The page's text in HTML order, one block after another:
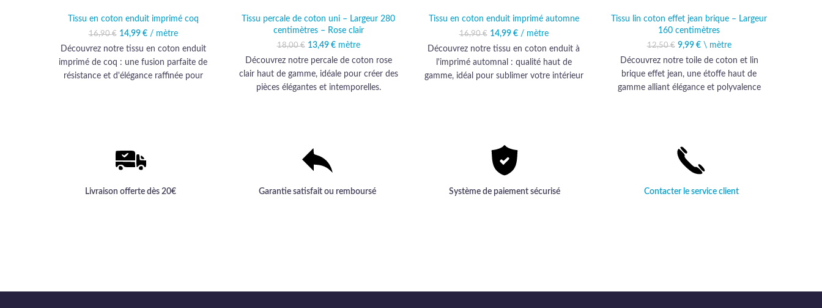
Tissu en coton enduit imprimé coq
16,90€
Le prix initial était :
16,90 €.
14,99 € Le prix actuel est :
14,99 €.
/ mètre
Découvrez notre tissu en coton enduit
imprimé de coq : une fusion parfaite de
résistance et d'élégance raffinée pour
Tissu percale de coton uni – Largeur 280
centimètres – Rose clair
18,00€
Le prix initial était :
18,00 €.
13,49 € Le prix actuel est :
13,49 €.
mètre
Découvrez notre percale de coton rose
clair haut de gamme, idéale pour créer des
pièces élégantes et intemporelles.
Tissu en coton enduit imprimé automne
16,90€
Le prix initial était :
16,90 €.
14,99 € Le prix actuel est :
14,99 €.
/ mètre
Découvrez notre tissu en coton enduit à
l'imprimé automnal : qualité haut de
gamme, idéal pour sublimer votre intérieur
Tissu lin coton effet jean brique – Largeur
160 centimètres
12,50€
Le prix initial était :
12,50 €.
9,99 € Le prix actuel est :
9,99 €.
\ mètre
Découvrez notre toile de coton et lin
brique effet jean, une étoffe haut de
gamme alliant élégance et polyvalence
Livraison offerte dès 20€ Garantie satisfait ou remboursé Système de paiement sécurisé Contacter le service client